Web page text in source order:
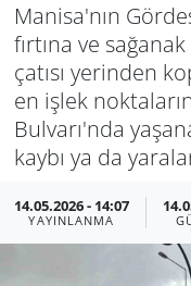
Manisa'nın
fırtına ve
çatısı yerinden
en işlek
Bulvarı'nda
kaybı ya da
14.05.2026 - 14:07
YAYINLANMA